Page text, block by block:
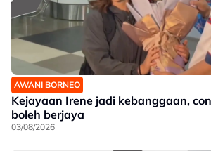
AWANI BORNEO
Kejayaan Irene jadi kebanggaan,
boleh berjaya
03/08/2026